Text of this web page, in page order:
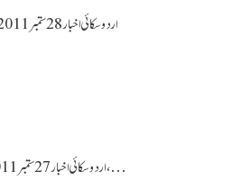
اردو سکائی اخبار 28 ستمبر 2011|پاکستان سے پہلے کی طرح پارٹنر شپ بحال ہونا مشکل ہوگا،مولن
اردو سکائی اخبار 27 ستمبر 2011|امریکا، افغانستان میں ناکامی کی ذمہ داری پاکستان پر ڈال رہا ہے،…